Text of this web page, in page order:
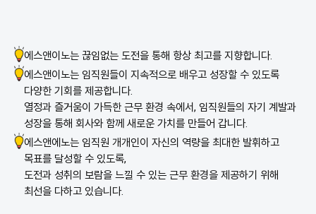
에스앤이노는 끊임없는 도전을 통해 항상 최고를 지향합니다.
에스앤이노는 임직원들이 지속적으로 배우고 성장할 수 있도록
다양한 기회를 제공합니다.
열정과 즐거움이 가득한 근무 환경 속에서, 임직원들의 자기 계발과
성장을 통해 회사와 함께 새로운 가치를 만들어 갑니다.
에스앤에노는 임직원 개개인이 자신의 역량을 최대한 발휘하고
목표를 달성할 수 있도록,
도전과 성취의 보람을 느낄 수 있는 근무 환경을 제공하기 위해
최선을 다하고 있습니다.